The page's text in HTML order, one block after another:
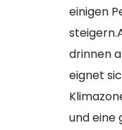
einigen
drinnen
eignet
und eine